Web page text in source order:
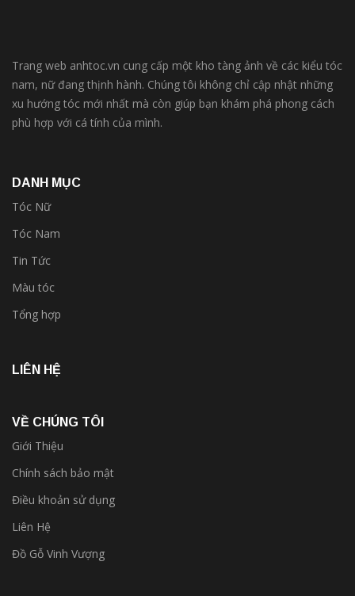
Trang web anhtoc.vn cung cấp một kho tàng ảnh về các kiểu tóc
nam, nữ đang thịnh hành. Chúng tôi không chỉ cập nhật những
xu hướng tóc mới nhất mà còn giúp bạn khám phá phong cách
phù hợp với cá tính của mình.
DANH MỤC
Tóc Nữ
Tóc Nam
Tin Tức
Màu tóc
Tổng hợp
LIÊN HỆ
VỀ CHÚNG TÔI
Giới Thiệu
Chính sách bảo mật
Điều khoản sử dụng
Liên Hệ
Đồ Gỗ Vinh Vượng